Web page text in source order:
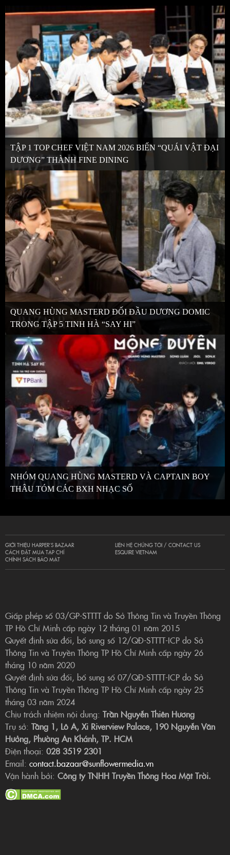
TẬP 1 TOP CHEF VIỆT NAM 2026 BIẾN “QUÁI VẬT ĐẠI
DƯƠNG” THÀNH FINE DINING
QUANG HÙNG MASTERD ĐỐI ĐẦU DƯƠNG DOMIC
TRONG TẬP 5 TINH HÀ “SAY HI”
NHÓM QUANG HÙNG MASTERD VÀ CAPTAIN BOY
THÂU TÓM CÁC BXH NHẠC SỐ
GIỚI THIỆU HARPER’S BAZAAR
CÁCH ĐẶT MUA TẠP CHÍ
CHÍNH SÁCH BẢO MẬT
LIÊN HỆ CHÚNG TÔI / CONTACT US
ESQUIRE VIETNAM
Giấp phép số 03/GP-STTTT do Sở Thông Tin và Truyền Thông
TP Hồ Chí Minh cấp ngày 12 tháng 01 năm 2015
Quyết định sửa đổi, bổ sung số 12/QĐ-STTTT-ICP do Sở
Thông Tin và Truyền Thông TP Hồ Chí Minh cấp ngày 26
tháng 10 năm 2020
Quyết định sửa đổi, bổ sung số 07/QĐ-STTTT-ICP do Sở
Thông Tin và Truyền Thông TP Hồ Chí Minh cấp ngày 25
tháng 03 năm 2024
Chịu trách nhiệm nội dung: Trần Nguyễn Thiên Hương
Trụ sở: Tầng 1, Lô A, Xi Riverview Palace, 190 Nguyễn Văn
Hưởng, Phường An Khánh, TP. HCM
Điện thoại: 028 3519 2301
Email: contact.bazaar@sunflowermedia.vn
Vận hành bởi: Công ty TNHH Truyền Thông Hoa Mặt Trời.